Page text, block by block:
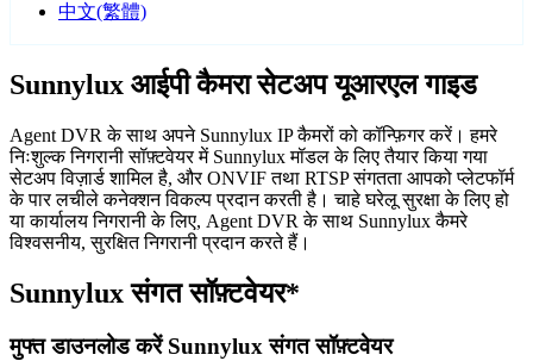
中文(繁體)
Sunnylux आईपी कैमरा सेटअप यूआरएल गाइड
Agent DVR के साथ अपने Sunnylux IP कैमरों को कॉन्फ़िगर करें। हमरे
निःशुल्क निगरानी सॉफ़्टवेयर में Sunnylux मॉडल के लिए तैयार किया गया
सेटअप विज़ार्ड शामिल है, और ONVIF तथा RTSP संगतता आपको प्लेटफॉर्म
के पार लचीले कनेक्शन विकल्प प्रदान करती है। चाहे घरेलू सुरक्षा के लिए हो
या कार्यालय निगरानी के लिए, Agent DVR के साथ Sunnylux कैमरे
विश्वसनीय, सुरक्षित निगरानी प्रदान करते हैं।
Sunnylux संगत सॉफ़्टवेयर*
मुफ्त डाउनलोड करें Sunnylux संगत सॉफ़्टवेयर